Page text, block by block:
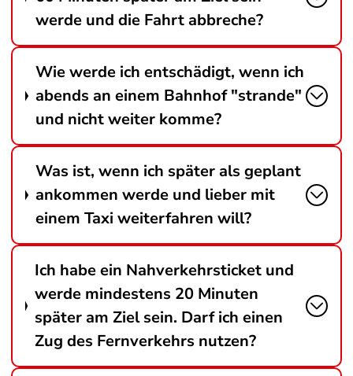
werde und die Fahrt abbreche?
Wie werde ich entschädigt, wenn ich
abends an einem Bahnhof "strande"
und nicht weiter komme?
Was ist, wenn ich später als geplant
ankommen werde und lieber mit
einem Taxi weiterfahren will?
Ich habe ein Nahverkehrsticket und
werde mindestens 20 Minuten
später am Ziel sein. Darf ich einen
Zug des Fernverkehrs nutzen?